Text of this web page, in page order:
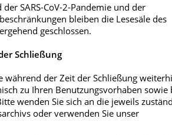
SARS-CoV-2-Pandemie und der
bleiben die Lesesäle des
geschlossen.
Schließung
während der Zeit der Schließung
zu Ihren Benutzungsvorhaben sowie
wenden Sie sich an die jeweils
oder verwenden Sie unser